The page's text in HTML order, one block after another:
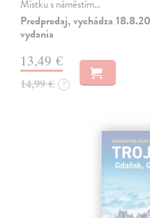
Místku s náměstím…
Predpredaj, vychádza
vydania
13,49 €
14,99 € ?